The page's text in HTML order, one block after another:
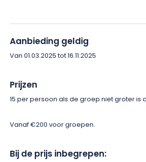
Aanbieding geldig
Van 01.03.2025 tot 16.11.2025
Prijzen
15 per persoon als de groep niet groter is
Vanaf €200 voor groepen.
Bij de prijs inbegrepen: